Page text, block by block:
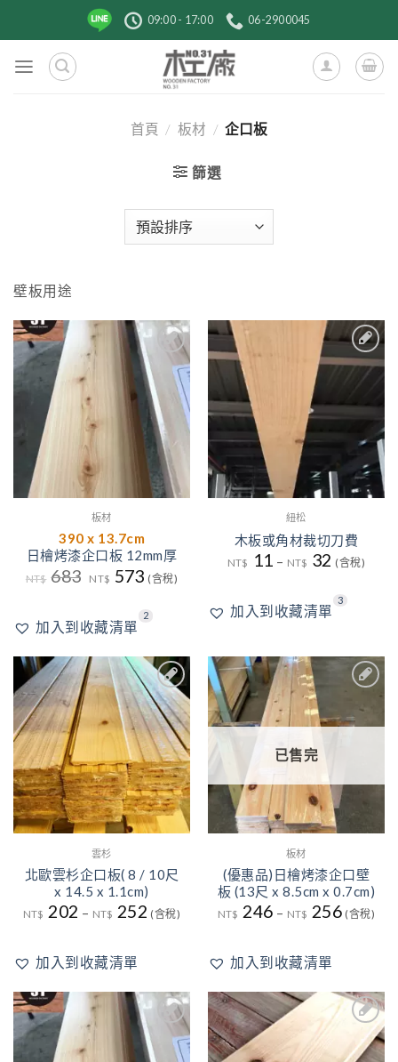
09:00 - 17:00 06-2900045
首頁 / 板材 / 企口板
篩選
壁板用途
加入
到收
藏清
2
板材
390 x 13.7cm
日檜烤漆企口板 12mm厚
NT$ 683 原
始
NT$683。
NT$ 573目
前
格：
(含稅)
加入到收藏清單
2
加入
到收
藏清
3
紐松
木板或角材裁切刀費
NT$ 11 – NT$ 32 (含稅)
加入到收藏清單
3
加入
到收
藏清
單
雲杉
北歐雲杉企口板( 8 / 10尺
x 14.5 x 1.1cm)
NT$ 202 – NT$ 252 (含稅)
加入到收藏清單
加入
藏清
單
已售完
板材
(優惠品)日檜烤漆企口壁
板 (13尺 x 8.5cm x 0.7cm)
NT$ 246 – NT$ 256 (含稅)
加入到收藏清單
加入
到收
藏清
加入
到收
藏清
2